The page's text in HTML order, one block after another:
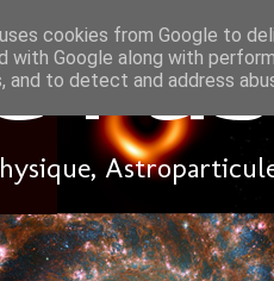
cookies from Google to
with Google along with
and to detect and address